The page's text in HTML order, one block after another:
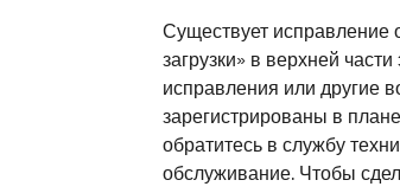
Существует исправление
загрузки» в верхней
исправления или другие
зарегистрированы в
обратитесь в службу
обслуживание. Чтобы